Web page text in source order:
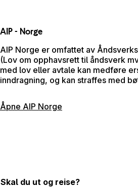
AIP - Norge
AIP Norge er omfattet av
(Lov om opphavsrett til åndsverk
med lov eller avtale kan medføre
inndragning, og kan straffes med
Åpne AIP Norge
Skal du ut og reise?